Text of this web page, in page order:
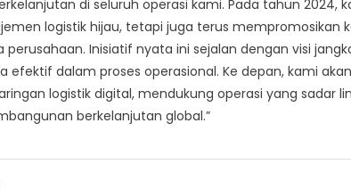
di seluruh operasi kami. Pada tahun 2024,
logistik hijau, tetapi juga terus mempromosikan
Inisiatif nyata ini sejalan dengan visi
efektif dalam proses operasional. Ke depan, kami
logistik digital, mendukung operasi yang sadar
berkelanjutan global.”